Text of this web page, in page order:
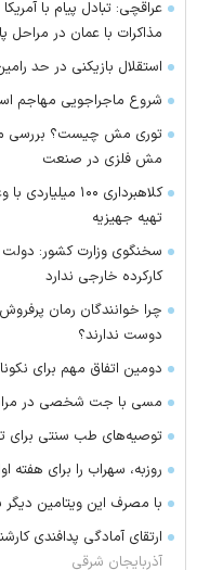
عراقچی: تبادل پیام با
مذاکرات با عمان در مراحل
استقلال بازیکنی در حد
شروع ماجراجویی مهاجم
توری مش چیست؟ بررسی
مش فلزی در صنعت
کلاهبرداری ۱۰۰
تهیه جهیزیه
سخنگوی وزارت کشور: دولت
کارکرده خارجی ندارد
چرا خوانندگان رمان
دوست ندارند؟
دومین اتفاق مهم برای
مسی با جت شخصی در
توصیه‌های طب سنتی برای
روزبه، سهراب را برای هفته
با مصرف این ویتامین دیگر
ارتقای آمادگی پدافندی
آذربایجان شرقی